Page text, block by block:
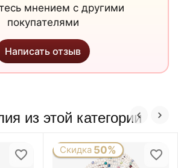
мнением с другими
покупателями
Написать отзыв
из этой категории
Скидка 50%